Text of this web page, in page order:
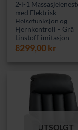
2-i-1
med Elektrisk
Heisefunksjon og
Fjernkontroll – Grå
Linstoff-imitasjon
8299,00kr
UTSOLGT